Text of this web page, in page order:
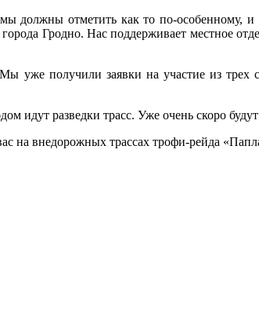
мы должны отметить как то по-
города Гродно. Нас поддерживает
уже получили заявки на участие из трех
идут разведки трасс. Уже очень скоро
на внедорожных трассах трофи-рейда